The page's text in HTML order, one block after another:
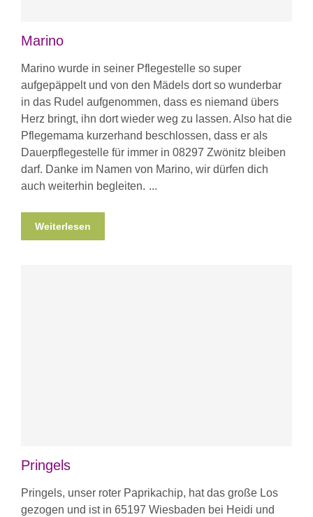
Marino
Marino wurde in seiner Pflegestelle so super
aufgepäppelt und von den Mädels dort so wunderbar
in das Rudel aufgenommen, dass es niemand übers
Herz bringt, ihn dort wieder weg zu lassen. Also hat die
Pflegemama kurzerhand beschlossen, dass er als
Dauerpflegestelle für immer in 08297 Zwönitz bleiben
darf. Danke im Namen von Marino, wir dürfen dich
auch weiterhin begleiten.
Weiterlesen
Pringels
Pringels, unser roter Paprikachip, hat das große Los
gezogen und ist in 65197 Wiesbaden bei Heidi und